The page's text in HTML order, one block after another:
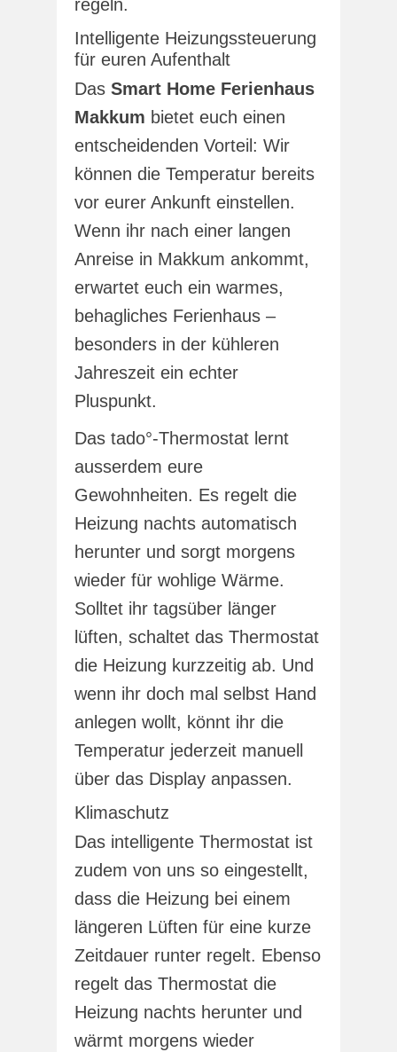
regeln.
Intelligente Heizungssteuerung
für euren Aufenthalt
Das Smart Home Ferienhaus
Makkum bietet euch einen
entscheidenden Vorteil: Wir
können die Temperatur bereits
vor eurer Ankunft einstellen.
Wenn ihr nach einer langen
Anreise in Makkum ankommt,
erwartet euch ein warmes,
behagliches Ferienhaus –
besonders in der kühleren
Jahreszeit ein echter
Pluspunkt.
Das tado°-Thermostat lernt
ausserdem eure
Gewohnheiten. Es regelt die
Heizung nachts automatisch
herunter und sorgt morgens
wieder für wohlige Wärme.
Solltet ihr tagsüber länger
lüften, schaltet das Thermostat
die Heizung kurzzeitig ab. Und
wenn ihr doch mal selbst Hand
anlegen wollt, könnt ihr die
Temperatur jederzeit manuell
über das Display anpassen.
Klimaschutz
Das intelligente Thermostat ist
zudem von uns so eingestellt,
dass die Heizung bei einem
längeren Lüften für eine kurze
Zeitdauer runter regelt. Ebenso
regelt das Thermostat die
Heizung nachts herunter und
wärmt morgens wieder